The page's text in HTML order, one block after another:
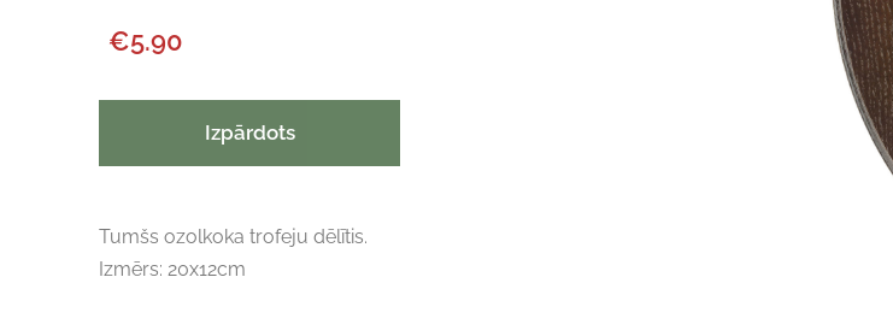
€5.90
Izpārdots
Tumšs ozolkoka trofeju dēlītis.
Izmērs: 20x12cm